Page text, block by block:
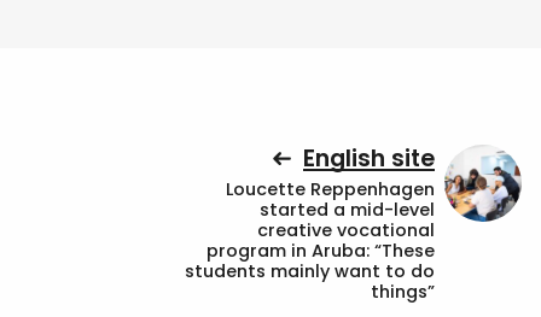
English site
Loucette Reppenhagen
started a mid-level
creative vocational
program in Aruba: “These
students mainly want to do
things”